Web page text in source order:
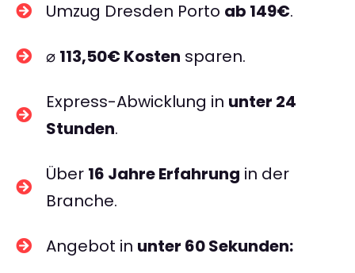
Umzug Dresden Porto ab 149€.
⌀ 113,50€ Kosten sparen.
Express-Abwicklung in unter 24
Stunden.
Über 16 Jahre Erfahrung in der
Branche.
Angebot in unter 60 Sekunden: